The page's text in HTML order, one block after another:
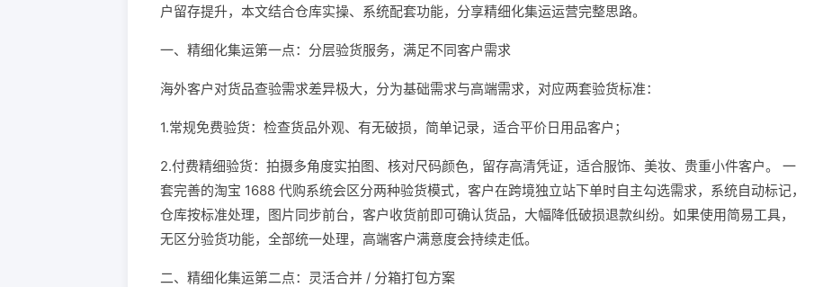
户留存提升，本文结合仓库实操、系统配套功能，分享精细化集运运营完整思路。
一、精细化集运第一点：分层验货服务，满足不同客户需求
海外客户对货品查验需求差异极大，分为基础需求与高端需求，对应两套验货标准：
1.常规免费验货：检查货品外观、有无破损，简单记录，适合平价日用品客户；
2.付费精细验货：拍摄多角度实拍图、核对尺码颜色，留存高清凭证，适合服饰、美妆、贵重小件客户。 一
套完善的淘宝 1688 代购系统会区分两种验货模式，客户在跨境独立站下单时自主勾选需求，系统自动标记，
仓库按标准处理，图片同步前台，客户收货前即可确认货品，大幅降低破损退款纠纷。如果使用简易工具，
无区分验货功能，全部统一处理，高端客户满意度会持续走低。
二、精细化集运第二点：灵活合并 / 分箱打包方案